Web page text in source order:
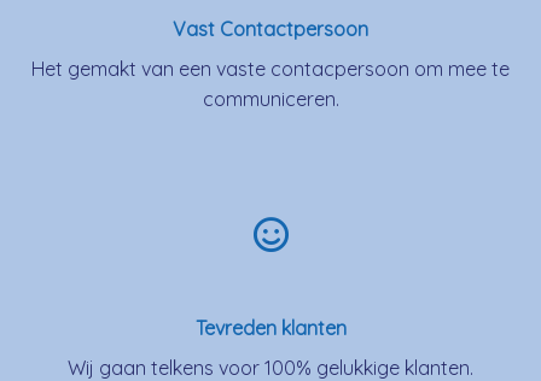
Vast Contactpersoon
Het gemakt van een vaste contacpersoon om mee te
communiceren.
Tevreden klanten
Wij gaan telkens voor 100% gelukkige klanten.